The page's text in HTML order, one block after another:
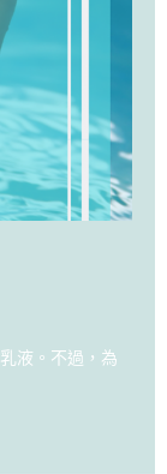
液。不過，為